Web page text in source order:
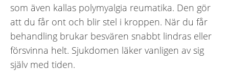
som även kallas polymyalgia reumatika. Den gör
att du får ont och blir stel i kroppen. När du får
behandling brukar besvären snabbt lindras eller
försvinna helt. Sjukdomen läker vanligen av sig
själv med tiden.